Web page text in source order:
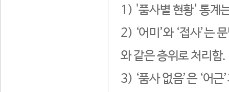
1) '품사별 현황' 통계
2) ‘어미’와 ‘접사’는
와 같은 층위로 처리함.
3) ‘품사 없음’은 ‘어